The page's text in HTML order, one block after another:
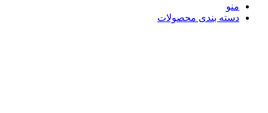
منو
دسته بندی محصولات